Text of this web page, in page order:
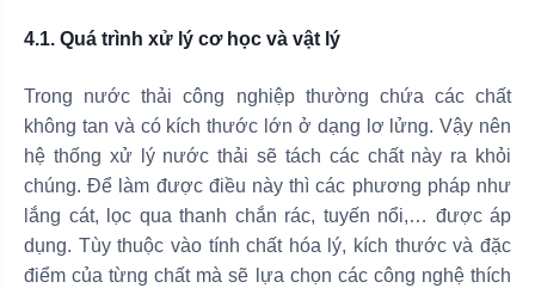
4.1. Quá trình xử lý cơ học và vật lý
Trong nước thải công nghiệp thường chứa các chất
không tan và có kích thước lớn ở dạng lơ lửng. Vậy nên
hệ thống xử lý nước thải sẽ tách các chất này ra khỏi
chúng. Để làm được điều này thì các phương pháp như
lắng cát, lọc qua thanh chắn rác, tuyến nổi,… được áp
dụng. Tùy thuộc vào tính chất hóa lý, kích thước và đặc
điểm của từng chất mà sẽ lựa chọn các công nghệ thích